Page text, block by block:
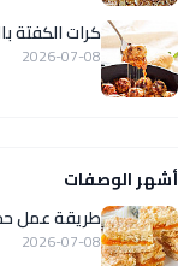
كرات الكفتة
2026-07-08
أشهر الوصفات
طريقة عمل
2026-07-08